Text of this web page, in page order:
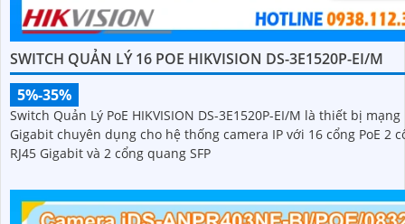
SWITCH QUẢN LÝ 16 POE HIKVISION DS-3E1520P-EI/M
5%-35%
Switch Quản Lý PoE HIKVISION DS-3E1520P-EI/M là thiết bị mạng
Gigabit chuyên dụng cho hệ thống camera IP với 16 cổng PoE 2
RJ45 Gigabit và 2 cổng quang SFP